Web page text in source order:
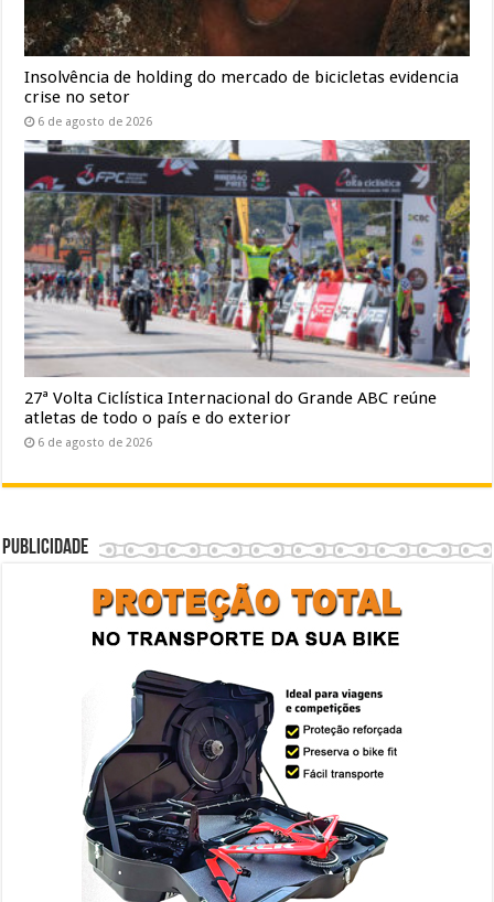
Insolvência de holding do mercado de bicicletas evidencia
crise no setor
6 de agosto de 2026
27ª Volta Ciclística Internacional do Grande ABC reúne
atletas de todo o país e do exterior
6 de agosto de 2026
Publicidade